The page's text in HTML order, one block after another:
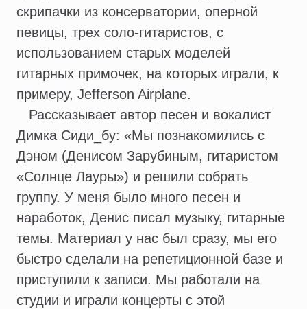
скрипачки из консерватории, оперной
певицы, трех соло-гитаристов, с
использованием старых моделей
гитарных примочек, на которых играли, к
примеру, Jefferson Airplane.
Рассказывает автор песен и вокалист
Димка Сиди_бу: «Мы познакомились с
Дэном (Денисом Зарубиным, гитаристом
«Солнце Лауры») и решили собрать
группу. У меня было много песен и
наработок, Денис писал музыку, гитарные
темы. Материал у нас был сразу, мы его
быстро сделали на репетиционной базе и
приступили к записи. Мы работали на
студии и играли концерты с этой